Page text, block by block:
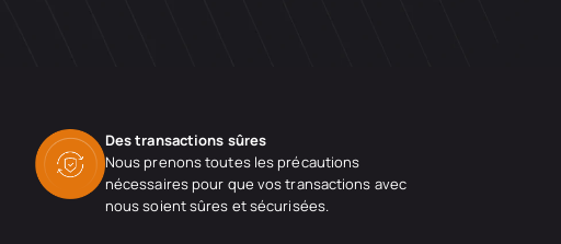
Des transactions sûres
Nous prenons toutes les précautions
nécessaires pour que vos transactions avec
nous soient sûres et sécurisées.